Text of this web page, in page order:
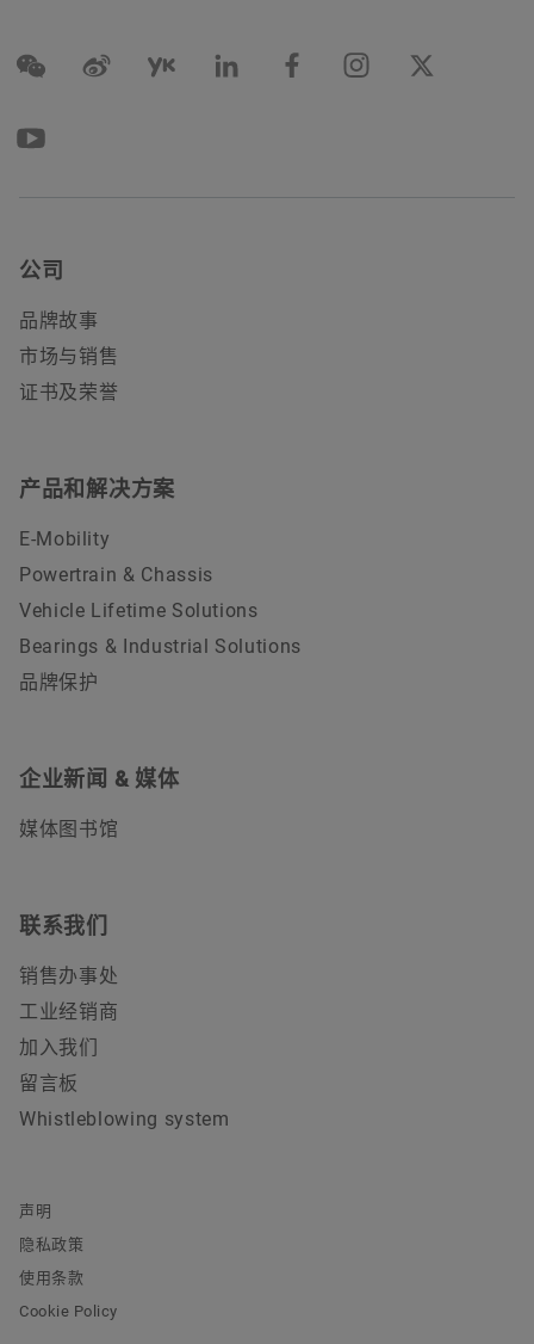
公司
品牌故事
市场与销售
证书及荣誉
产品和解决方案
E-Mobility
Powertrain & Chassis
Vehicle Lifetime Solutions
Bearings & Industrial Solutions
品牌保护
企业新闻 & 媒体
媒体图书馆
联系我们
销售办事处
工业经销商
加入我们
留言板
Whistleblowing system
声明
隐私政策
使用条款
Cookie Policy